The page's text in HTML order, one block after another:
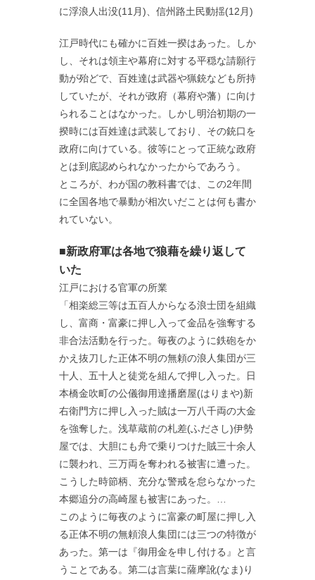
に浮浪人出没(11月)、信州路土民動揺(12月)
江戸時代にも確かに百姓一揆はあった。しか
し、それは領主や幕府に対する平穏な請願行
動が殆どで、百姓達は武器や猟銃なども所持
していたが、それが政府（幕府や藩）に向け
られることはなかった。しかし明治初期の一
揆時には百姓達は武装しており、その銃口を
政府に向けている。彼等にとって正統な政府
とは到底認められなかったからであろう。
ところが、わが国の教科書では、この2年間
に全国各地で暴動が相次いだことは何も書か
れていない。
■新政府軍は各地で狼藉を繰り返して
いた
江戸における官軍の所業
「相楽総三等は五百人からなる浪士団を組織
し、富商・富豪に押し入って金品を強奪する
非合法活動を行った。毎夜のように鉄砲をか
かえ抜刀した正体不明の無頼の浪人集団が三
十人、五十人と徒党を組んで押し入った。日
本橋金吹町の公儀御用達播磨屋(はりまや)新
右衛門方に押し入った賊は一万八千両の大金
を強奪した。浅草蔵前の札差(ふださし)伊勢
屋では、大胆にも舟で乗りつけた賊三十余人
に襲われ、三万両を奪われる被害に遭った。
こうした時節柄、充分な警戒を怠らなかった
本郷追分の高崎屋も被害にあった。…
このように毎夜のように富豪の町屋に押し入
る正体不明の無頼浪人集団には三つの特徴が
あった。第一は『御用金を申し付ける』と言
うことである。第二は言葉に薩摩訛(なま)り